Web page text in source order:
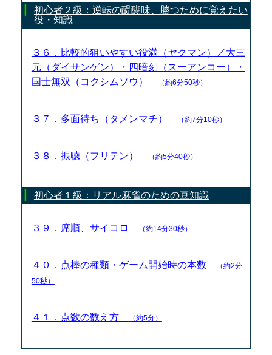
初心者２級：逆転の醍醐味、勝つために覚えたい
役・知識
３６．比較的狙いやすい役満（ヤクマン）／大三
元（ダイサンゲン）・四暗刻（スーアンコー）・
国士無双（コクシムソウ）
（約6分50秒）
３７．多面待ち（タメンマチ） （約7分10秒）
３８．振聴（フリテン） （約5分40秒）
初心者１級：リアル麻雀のための豆知識
３９．席順、サイコロ （約14分30秒）
４０．点棒の種類・ゲーム開始時の本数
（約2分
50秒）
４１．点数の数え方 （約5分）